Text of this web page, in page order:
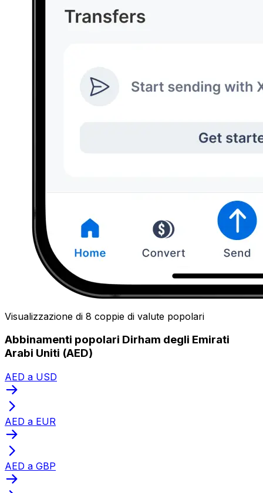
Visualizzazione di 8 coppie di valute popolari
Abbinamenti popolari Dirham degli Emirati
Arabi Uniti (AED)
AED a USD
AED a EUR
AED a GBP